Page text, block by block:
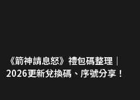
《箭神請息怒》禮包碼整理｜
2026更新兌換碼、序號分享！